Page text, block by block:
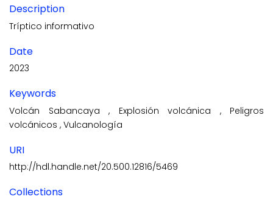
Description
Tríptico informativo
Date
2023
Keywords
Volcán Sabancaya , Explosión volcánica , Peligros
volcánicos , Vulcanología
URI
http://hdl.handle.net/20.500.12816/5469
Collections